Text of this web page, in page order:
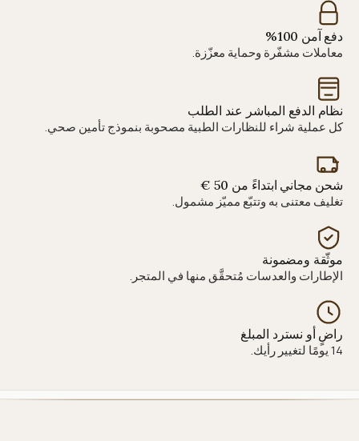
دفع آمن 100%
معاملات مشفّرة وحماية معزّزة.
نظام الدفع المباشر عند الطلب
كل عملية شراء للنظارات الطبية مصحوبة بنموذج تأمين صحي.
شحن مجاني ابتداءً من 50 €
تغليف معتنى به وتتبّع مميّز مشمول.
موثّقة ومضمونة
الإطارات والعدسات مُتحقَّق منها في المتجر.
راضٍ أو نسترد المبلغ
14 يومًا لتغيير رأيك.